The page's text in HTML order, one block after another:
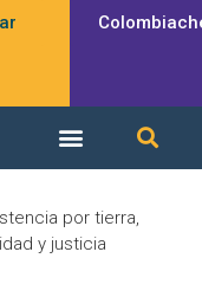
por tierra,
y justicia